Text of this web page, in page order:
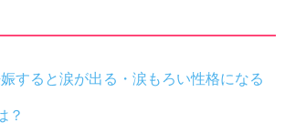
すると涙が出る・涙もろい性格になる
？